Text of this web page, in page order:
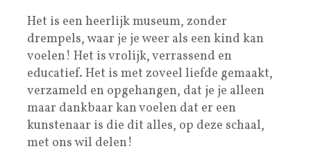
Het is een heerlijk museum, zonder
drempels, waar je je weer als een kind kan
voelen! Het is vrolijk, verrassend en
educatief. Het is met zoveel liefde gemaakt,
verzameld en opgehangen, dat je je alleen
maar dankbaar kan voelen dat er een
kunstenaar is die dit alles, op deze schaal,
met ons wil delen!